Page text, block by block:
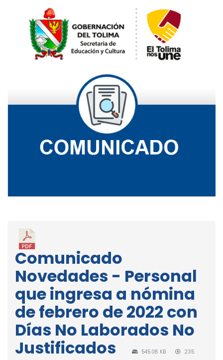
Comunicado
Novedades - Personal
que ingresa a nómina
de febrero de 2022 con
Días No Laborados No
Justificados
545.08 KB 235